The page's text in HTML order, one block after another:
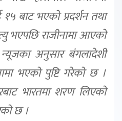
बाट भएको प्रदर्शन तथा
भएपछि राजीनामा आएको
अनुसार बंगलादेशी
भएको पुष्टि गरेको छ ।
भारतमा शरण लिएको
छ ।